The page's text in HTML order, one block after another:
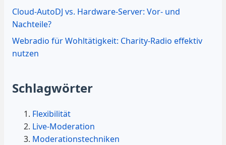
Cloud-AutoDJ vs. Hardware-Server: Vor- und
Nachteile?
Webradio für Wohltätigkeit: Charity-Radio effektiv
nutzen
Schlagwörter
Flexibilität
Live-Moderation
Moderationstechniken